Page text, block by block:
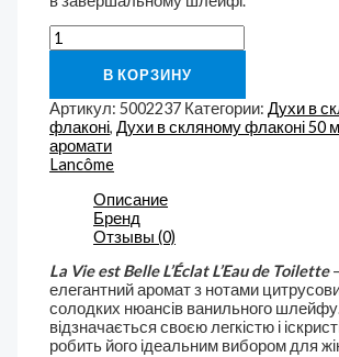
В КОРЗИНУ
Артикул:5002237 Категории:Духи в
флаконі,Духи в скляному флаконі 50
аромати
Lancôme
Описание
Бренд
Отзывы (0)
La Vie est Belle L’Éclat L’Eau de Toilette
елегантний аромат з нотами
солодких нюансів ванильного
відзначається своєю легкістю і
робить його ідеальним вибором для